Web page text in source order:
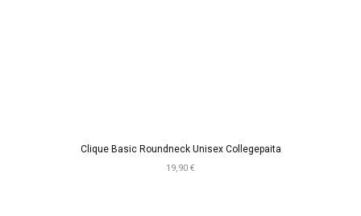
Clique Basic Roundneck Unisex Collegepaita
19,90 €